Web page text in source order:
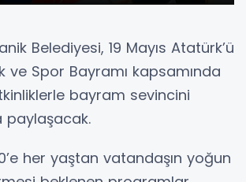
Belediyesi, 19 Mayıs Atatürk’ü
ve Spor Bayramı kapsamında
bayram sevincini
her yaştan vatandaşın yoğun